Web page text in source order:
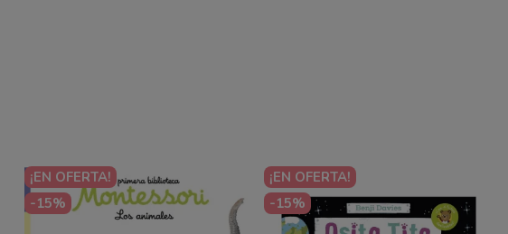
¡EN OFERTA!
-15%
¡EN OFERTA!
-15%